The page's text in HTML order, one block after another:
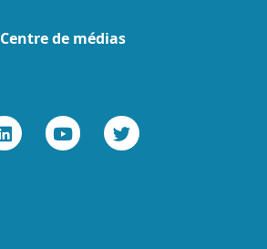
Centre de médias